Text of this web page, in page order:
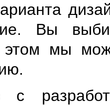
Вы
этом мы
с